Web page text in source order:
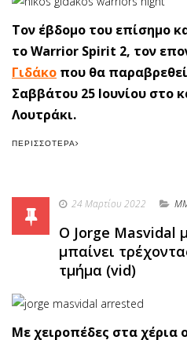
Τον έβδομο του επίσημο
το Warrior Spirit 2, τον
Γιδάκο που θα
Σαββάτου 25 Ιουνίου στο
Λουτράκι.
ΠΕΡΙΣΣΌΤΕΡΑ
24 Μαρτίου 2022
Ο Jorge Masvidal
μπαίνει
τμήμα (vid)
Με χειροπέδες στα χέρια